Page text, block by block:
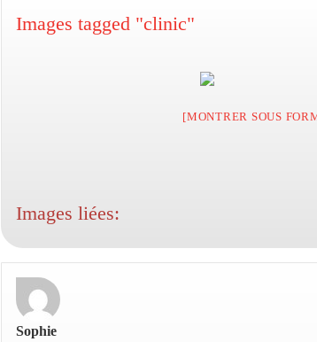
Images tagged "clinic"
[MONTRER SOUS
Images liées:
Sophie